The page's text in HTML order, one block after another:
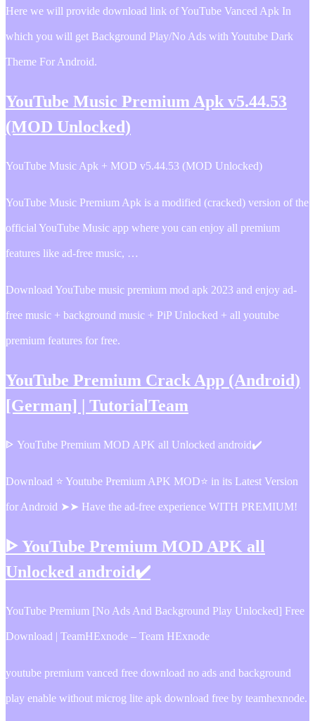
Here we will provide download link of YouTube Vanced Apk In
which you will get Background Play/No Ads with Youtube Dark
Theme For Android.
YouTube Music Premium Apk v5.44.53
(MOD Unlocked)
YouTube Music Apk + MOD v5.44.53 (MOD Unlocked)
YouTube Music Premium Apk is a modified (cracked) version of the
official YouTube Music app where you can enjoy all premium
features like ad-free music, …
Download YouTube music premium mod apk 2023 and enjoy ad-
free music + background music + PiP Unlocked + all youtube
premium features for free.
YouTube Premium Crack App (Android)
[German] | TutorialTeam
ᐈ YouTube Premium MOD APK all Unlocked android✔️
Download ⭐ Youtube Premium APK MOD⭐ in its Latest Version
for Android ➤➤ Have the ad-free experience WITH PREMIUM!
ᐈ YouTube Premium MOD APK all
Unlocked android✔️
YouTube Premium [No Ads And Background Play Unlocked] Free
Download | TeamHExnode – Team HExnode
youtube premium vanced free download no ads and background
play enable without microg lite apk download free by teamhexnode.